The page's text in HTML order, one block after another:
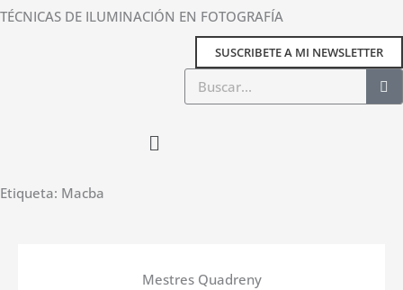
TÉCNICAS DE ILUMINACIÓN EN FOTOGRAFÍA
SUSCRIBETE A MI NEWSLETTER
Buscar
Main
Etiqueta: Macba
Mestres Quadreny